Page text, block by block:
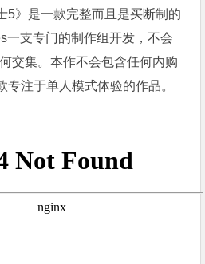
5》是一款完整而且是买断制的
一支专门的制作组开发，不会
交集。本作不会包含任何内购
专注于单人模式体验的作品。